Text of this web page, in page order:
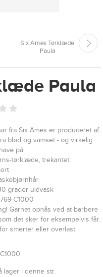
Six Ames Tørklæde
Paula
Paula
fra Six Ames er produceret af
blød og vamset - og virkelig
på.
tørklæde, trekantet.
grader uldvask
C1000
Garnet opnås ved at barbere
det sker for eksempelvis får.
smerter eller overlast.
lager i denne str.